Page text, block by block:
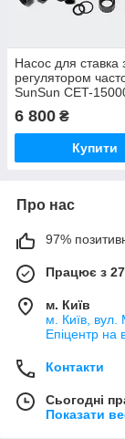
Насос для ставка
регулятором
SunSun CET-
(180 Вт, 15000 л/
7 м)
6 800 ₴
Купити
Про нас
97%
Працює з
м. Київ
м. Київ, вул.
Епіцентр на
Контакти
Сьогодні
Показати